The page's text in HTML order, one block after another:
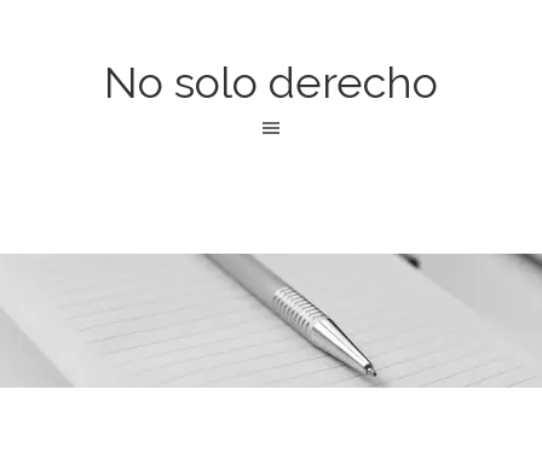
No solo derecho